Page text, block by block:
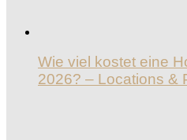
Wie viel kostet eine
2026? – Locations &